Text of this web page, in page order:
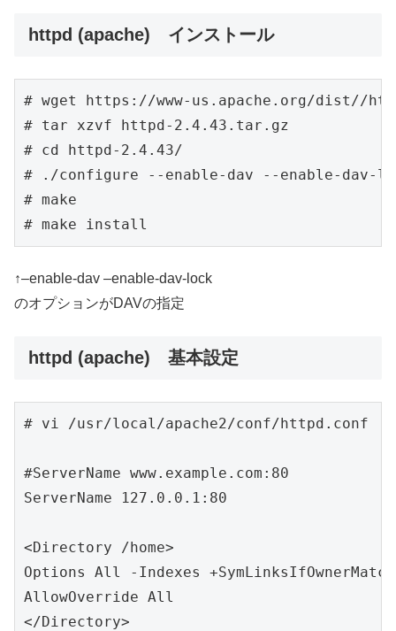
httpd (apache) インストール
# wget https://www-us.apache.org/dist//
# tar xzvf httpd-2.4.43.tar.gz
# cd httpd-2.4.43/
# ./configure --enable-dav --enable-dav-
# make
# make install
↑–enable-dav –enable-dav-lock
のオプションがDAVの指定
httpd (apache) 基本設定
# vi /usr/local/apache2/conf/httpd.conf
#ServerName www.example.com:80
ServerName 127.0.0.1:80
<Directory /home>
Options All -Indexes
AllowOverride All
</Directory>